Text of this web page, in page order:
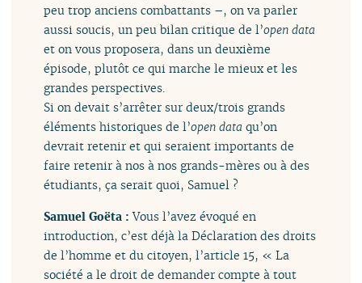
peu trop anciens combattants –, on va parler
aussi soucis, un peu bilan critique de l’open data
et on vous proposera, dans un deuxième
épisode, plutôt ce qui marche le mieux et les
grandes perspectives.
Si on devait s’arrêter sur deux/trois grands
éléments historiques de l’open data qu’on
devrait retenir et qui seraient importants de
faire retenir à nos à nos grands-mères ou à des
étudiants, ça serait quoi, Samuel ?
Samuel Goëta :Vous l’avez évoqué en
introduction, c’est déjà la Déclaration des droits
de l’homme et du citoyen, l’article 15, « La
société a le droit de demander compte à tout